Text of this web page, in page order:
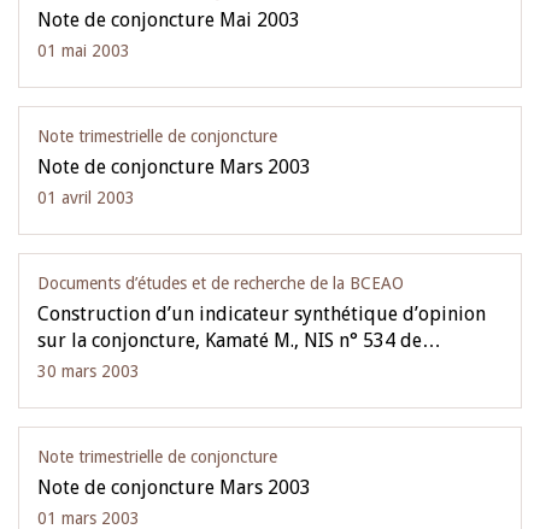
Note de conjoncture Mai 2003
01 mai 2003
Note trimestrielle de conjoncture
Note de conjoncture Mars 2003
01 avril 2003
Documents d’études et de recherche de la BCEAO
Construction d’un indicateur synthétique d’opinion
sur la conjoncture, Kamaté M., NIS n° 534 de…
30 mars 2003
Note trimestrielle de conjoncture
Note de conjoncture Mars 2003
01 mars 2003